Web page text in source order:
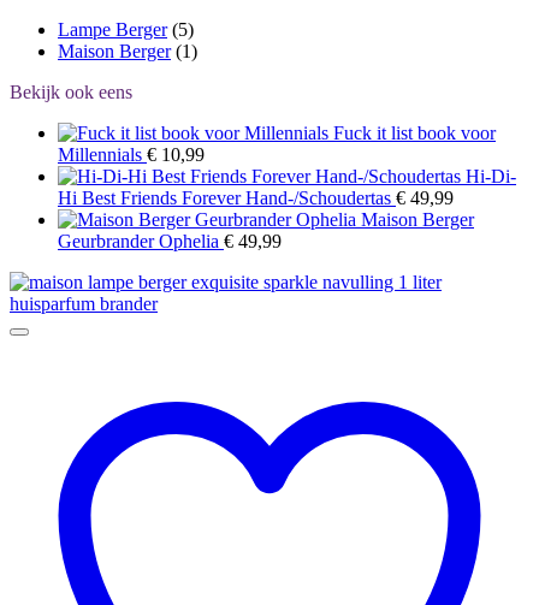
Lampe Berger (5)
Maison Berger (1)
Bekijk ook eens
Fuck it list book voor
Millennials € 10,99
Hi-Di-
Hi Best Friends Forever Hand-/Schoudertas € 49,99
Maison Berger
Geurbrander Ophelia € 49,99